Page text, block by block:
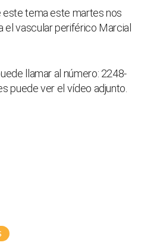
este tema este martes nos
el vascular periférico Marcial
llamar al número: 2248-
puede ver el vídeo adjunto.